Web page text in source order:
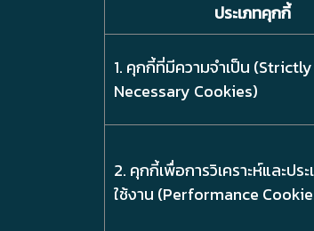
ประเภทคุกกี้
1. คุกกี้ที่มีความจำเป็น (Strictly
Necessary Cookies)
2. คุกกี้เพื่อการวิเคราะห์และปร
ใช้งาน (Performance